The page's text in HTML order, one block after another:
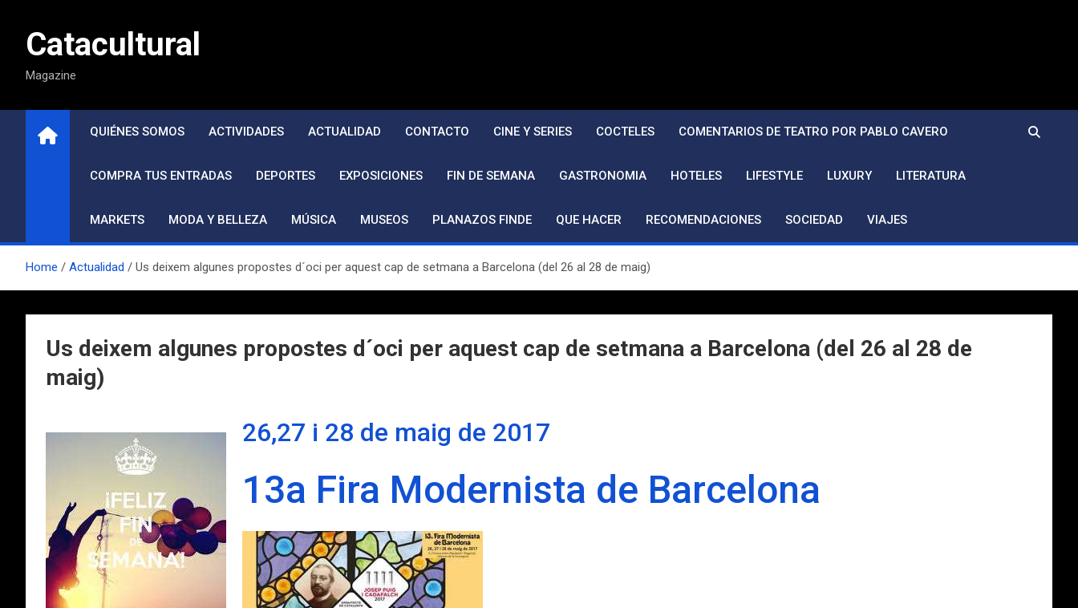
contenidoCatacultural
Magazine
QUIÉNES SOMOS ACTIVIDADES ACTUALIDAD CONTACTO CINE Y SERIES COCTELES COMENTARIOS DE TEATRO POR PABLO CAVERO
COMPRA TUS ENTRADAS DEPORTES EXPOSICIONES FIN DE SEMANA GASTRONOMIA HOTELES LIFESTYLE LUXURY LITERATURA
MARKETS MODA Y BELLEZA MÚSICA MUSEOS PLANAZOS FINDE QUE HACER RECOMENDACIONES SOCIEDAD VIAJES
Home Actualidad Us deixem algunes propostes d´oci per aquest cap de setmana a Barcelona (del 26 al 28 de maig)
Us deixem algunes propostes d´oci per aquest cap de setmana a Barcelona (del 26 al 28 de
maig)
26,27 i 28 de maig de 2017
13a Fira Modernista de Barcelona